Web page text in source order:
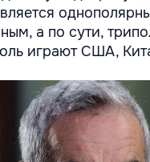
а по сути,
играют США,